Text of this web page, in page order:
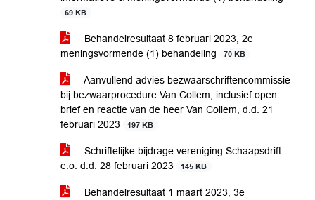
69 KB
Behandelresultaat 8 februari 2023, 2e
meningsvormende (1) behandeling
70 KB
Aanvullend advies bezwaarschriftencommissie
bij bezwaarprocedure Van Collem, inclusief open
brief en reactie van de heer Van Collem, d.d. 21
februari 2023
197 KB
Schriftelijke bijdrage vereniging Schaapsdrift
e.o. d.d. 28 februari 2023
145 KB
Behandelresultaat 1 maart 2023, 3e